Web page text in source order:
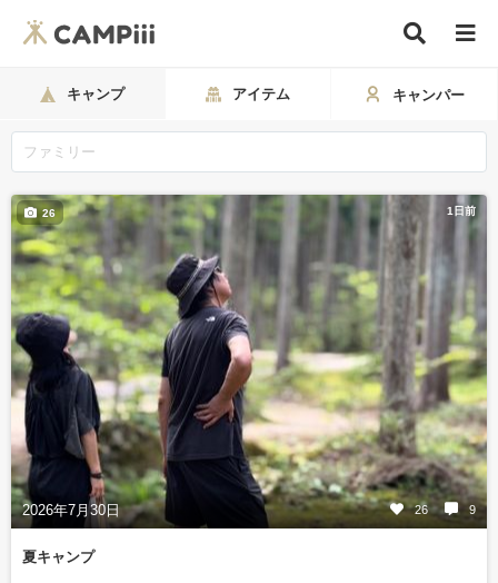
キャンプ アイテム キャンパー
1日前
2026年7月30日 26 9
26
夏キャンプ